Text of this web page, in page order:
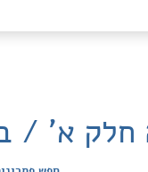
חלק א' /